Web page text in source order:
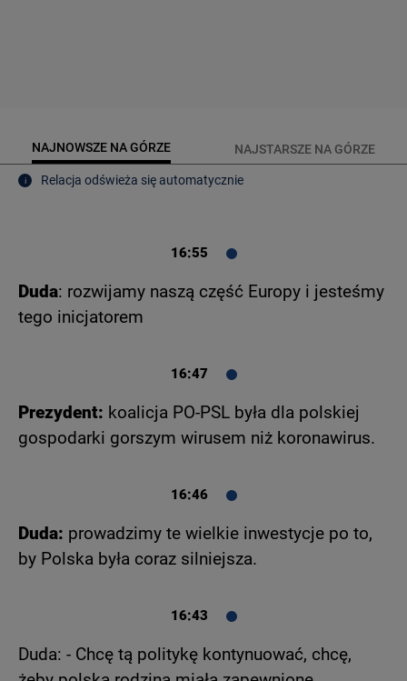
NAJNOWSZE NA GÓRZE NAJSTARSZE NA GÓRZE
i Relacja odświeża się automatycznie
16:55
Duda: rozwijamy naszą część Europy i jesteśmy
tego inicjatorem
16:47
Prezydent: koalicja PO-PSL była dla polskiej
gospodarki gorszym wirusem niż koronawirus.
16:46
Duda: prowadzimy te wielkie inwestycje po to,
by Polska była coraz silniejsza.
16:43
Duda: - Chcę tą politykę kontynuować, chcę,